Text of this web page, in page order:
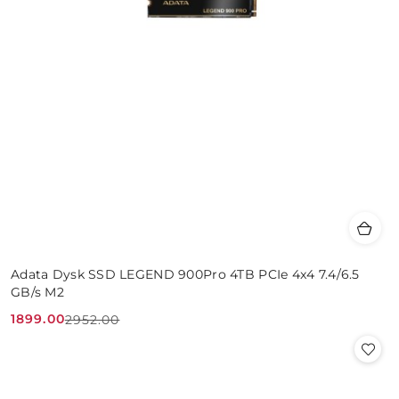
Adata Dysk SSD LEGEND 900Pro 4TB PCIe 4x4 7.4/6.5
GB/s M2
Cena
1899.00
Cena
2952.00